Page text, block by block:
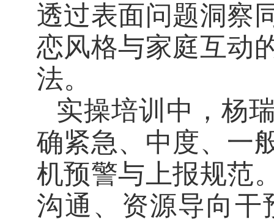
透过表面问题洞察
恋风格与家庭互动
法。
实操培训中，杨
确紧急、中度、一
机预警与上报规范
沟通、资源导向干